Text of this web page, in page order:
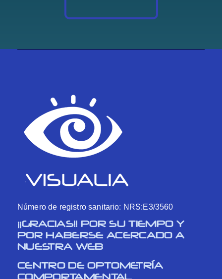
Número de registro sanitario: NRS:E3/3560
¡¡GRACIAS!! POR SU TIEMPO Y
POR HABERSE ACERCADO A
NUESTRA WEB
CENTRO DE OPTOMETRÍA
COMPORTAMENTAL